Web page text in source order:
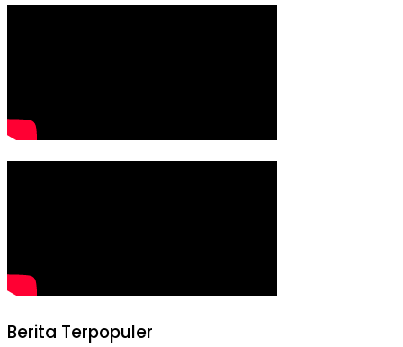
Berita Terpopuler